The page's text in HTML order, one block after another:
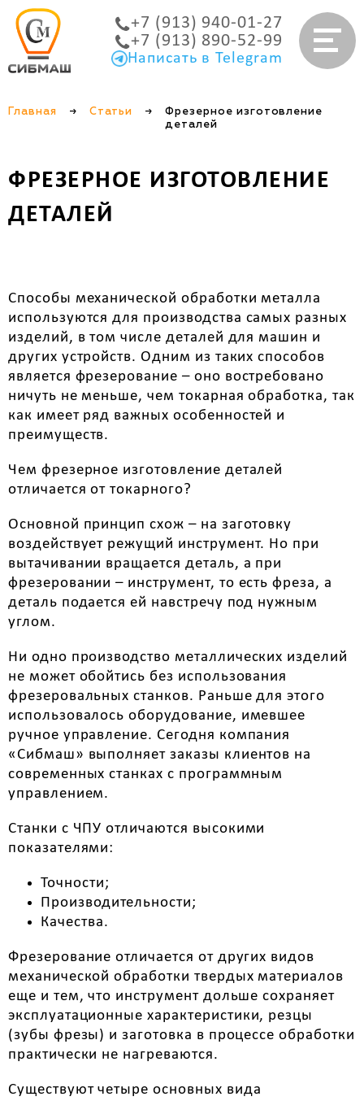
+7 (913) 940-01-27
+7 (913) 890-52-99
Написать в Telegram
Главная → Статьи →
Фрезерное изготовление
деталей
ФРЕЗЕРНОЕ ИЗГОТОВЛЕНИЕ
ДЕТАЛЕЙ
Способы механической обработки металла
используются для производства самых разных
изделий, в том числе деталей для машин и
других устройств. Одним из таких способов
является фрезерование – оно востребовано
ничуть не меньше, чем токарная обработка, так
как имеет ряд важных особенностей и
преимуществ.
Чем фрезерное изготовление деталей
отличается от токарного?
Основной принцип схож – на заготовку
воздействует режущий инструмент. Но при
вытачивании вращается деталь, а при
фрезеровании – инструмент, то есть фреза, а
деталь подается ей навстречу под нужным
углом.
Ни одно производство металлических изделий
не может обойтись без использования
фрезеровальных станков. Раньше для этого
использовалось оборудование, имевшее
ручное управление. Сегодня компания
«Сибмаш» выполняет заказы клиентов на
современных станках с программным
управлением.
Станки с ЧПУ отличаются высокими
показателями:
Точности;
Производительности;
Качества.
Фрезерование отличается от других видов
механической обработки твердых материалов
еще и тем, что инструмент дольше сохраняет
эксплуатационные характеристики, резцы
(зубы фрезы) и заготовка в процессе обработки
практически не нагреваются.
Существуют четыре основных вида